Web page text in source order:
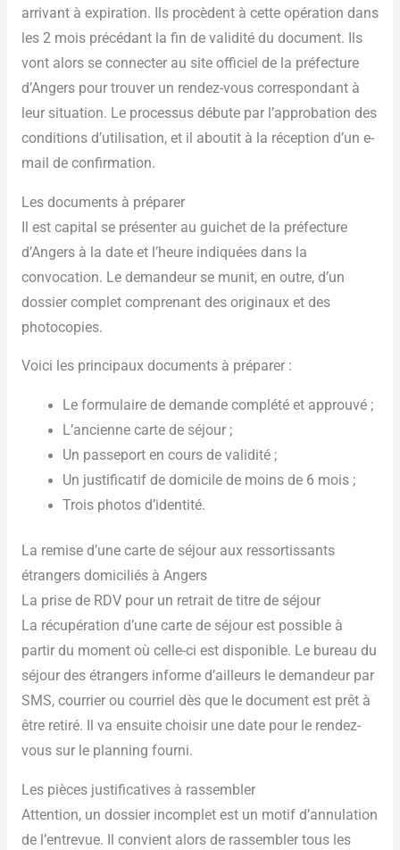
arrivant à expiration. Ils procèdent à cette opération dans
les 2 mois précédant la fin de validité du document. Ils
vont alors se connecter au site officiel de la préfecture
d’Angers pour trouver un rendez-vous correspondant à
leur situation. Le processus débute par l’approbation des
conditions d’utilisation, et il aboutit à la réception d’un e-
mail de confirmation.
Les documents à préparer
Il est capital se présenter au guichet de la préfecture
d’Angers à la date et l’heure indiquées dans la
convocation. Le demandeur se munit, en outre, d’un
dossier complet comprenant des originaux et des
photocopies.
Voici les principaux documents à préparer :
Le formulaire de demande complété et approuvé ;
L’ancienne carte de séjour ;
Un passeport en cours de validité ;
Un justificatif de domicile de moins de 6 mois ;
Trois photos d’identité.
La remise d’une carte de séjour aux ressortissants
étrangers domiciliés à Angers
La prise de RDV pour un retrait de titre de séjour
La récupération d’une carte de séjour est possible à
partir du moment où celle-ci est disponible. Le bureau du
séjour des étrangers informe d’ailleurs le demandeur par
SMS, courrier ou courriel dès que le document est prêt à
être retiré. Il va ensuite choisir une date pour le rendez-
vous sur le planning fourni.
Les pièces justificatives à rassembler
Attention, un dossier incomplet est un motif d’annulation
de l’entrevue. Il convient alors de rassembler tous les